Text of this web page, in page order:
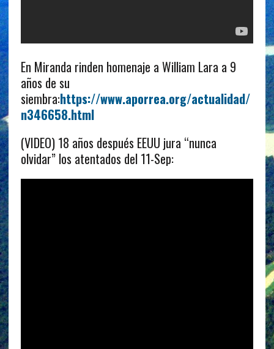
En Miranda rinden homenaje a William Lara a 9
años de su
siembra:https://www.aporrea.org/actualidad/
n346658.html
(VIDEO) 18 años después EEUU jura “nunca
olvidar” los atentados del 11-Sep: